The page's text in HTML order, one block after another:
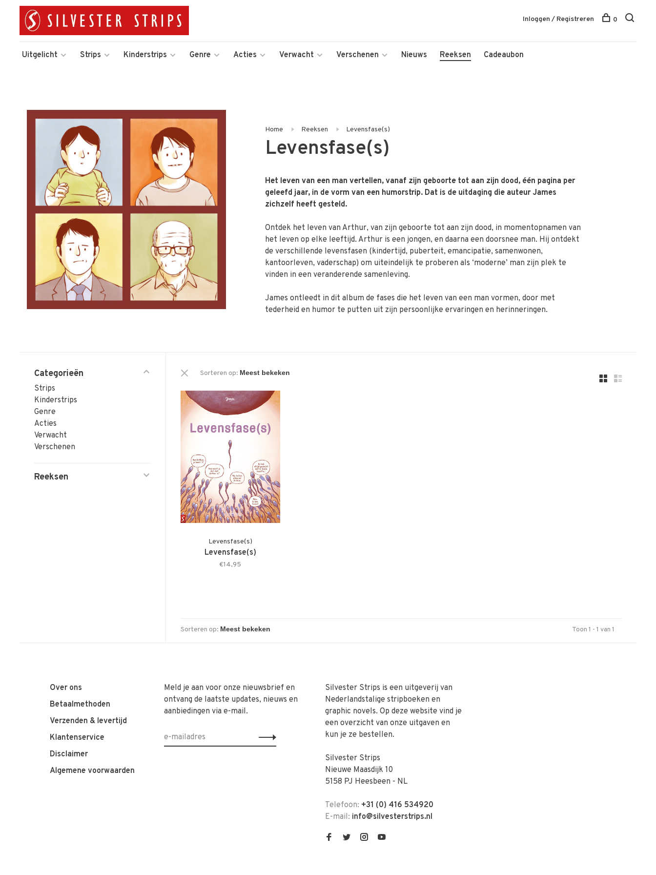
Uitgelicht Strips Kinderstrips Genre Acties Verwacht Verschenen Nieuws Reeksen Cadeaubon
Inloggen / Registreren 0
Home Reeksen Levensfase(s)
Levensfase(s)
Het leven van een man vertellen, vanaf zijn geboorte tot aan zijn dood, één pagina per
geleefd jaar, in de vorm van een humorstrip. Dat is de uitdaging die auteur James
zichzelf heeft gesteld.
Ontdek het leven van Arthur, van zijn geboorte tot aan zijn dood, in momentopnamen van
het leven op elke leeftijd. Arthur is een jongen, en daarna een doorsnee man. Hij ontdekt
de verschillende levensfasen (kindertijd, puberteit, emancipatie, samenwonen,
kantoorleven, vaderschap) om uiteindelijk te proberen als ‘moderne’ man zijn plek te
vinden in een veranderende samenleving.
James ontleedt in dit album de fases die het leven van een man vormen, door met
tederheid en humor te putten uit zijn persoonlijke ervaringen en herinneringen.
Categorieën
Strips
Kinderstrips
Genre
Acties
Verwacht
Verschenen
Reeksen
Sorteren op:
Levensfase(s)
Levensfase(s)
€14,95
Sorteren op: Toon 1 - 1 van 1
Over ons
Betaalmethoden
Verzenden & levertijd
Klantenservice
Disclaimer
Algemene voorwaarden
Meld je aan voor onze nieuwsbrief en
ontvang de laatste updates, nieuws en
aanbiedingen via e-mail.
Silvester Strips is een uitgeverij van
Nederlandstalige stripboeken en
graphic novels. Op deze website vind je
een overzicht van onze uitgaven en
kun je ze bestellen.
Silvester Strips
Nieuwe Maasdijk 10
5158 PJ Heesbeen - NL
Telefoon: +31 (0) 416 534920
E-mail: info@silvesterstrips.nl